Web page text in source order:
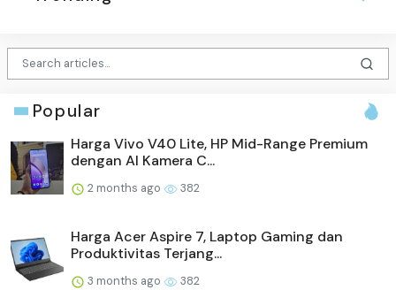
Popular
Harga Vivo V40 Lite, HP Mid-Range Premium
dengan AI Kamera C...
2 months ago 382
Harga Acer Aspire 7, Laptop Gaming dan
Produktivitas Terjang...
3 months ago 382